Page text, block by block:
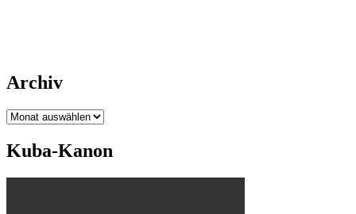
Archiv
Archiv
Kuba-Kanon